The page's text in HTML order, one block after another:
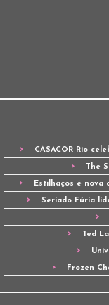
CASACOR Rio
The
Estilhaços é nova
Seriado Fúria
Ted
Frozen